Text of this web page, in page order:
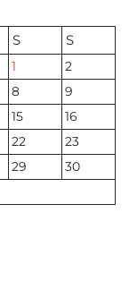
S S
1
2
8
9
15
16
22
23
29
30